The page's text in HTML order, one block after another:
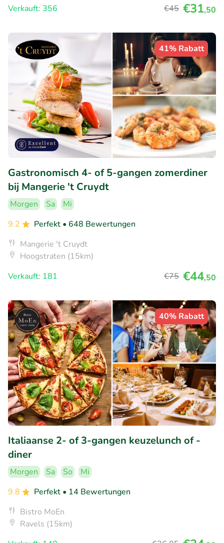
Verkauft: 356
€45 €31,50
41% Rabatt
Gastronomisch 4- of 5-gangen zomerdiner
bij Mangerie 't Cruydt
Morgen Sa
Mi
9.2
Perfekt • 648 Bewertungen
Mangerie 't Cruydt
Hoogstraten (15km)
Verkauft: 181
€75 €44,50
40% Rabatt
Italiaanse 2- of 3-gangen keuzelunch of -
diner
Morgen Sa So
Mi
9.8
Perfekt • 14 Bewertungen
Bistro MoEn
Ravels (15km)